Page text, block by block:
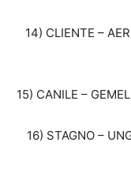
14) CLIENTE –
15) CANILE –
16) STAGNO –